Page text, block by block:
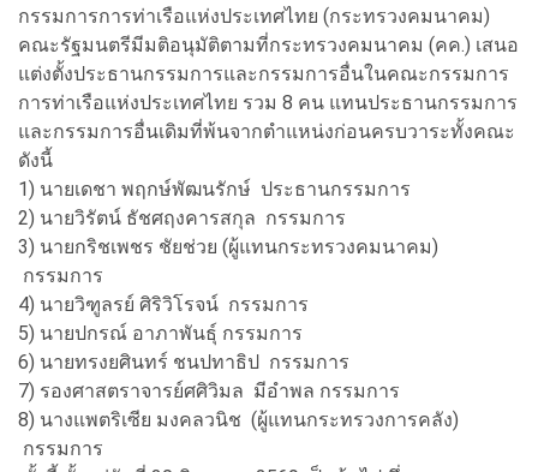
กรรมการการท่าเรือแห่งประเทศไทย (กระทรวงคมนาคม)
คณะรัฐมนตรีมีมติอนุมัติตามที่กระทรวงคมนาคม (คค.) เสนอ
แต่งตั้งประธานกรรมการและกรรมการอื่นในคณะกรรมการ
การท่าเรือแห่งประเทศไทย รวม 8 คน แทนประธานกรรมการ
และกรรมการอื่นเดิมที่พ้นจากตำแหน่งก่อนครบวาระทั้งคณะ
ดังนี้
1) นายเดชา พฤกษ์พัฒนรักษ์ ประธานกรรมการ
2) นายวิรัตน์ ธัชศฤงคารสกุล กรรมการ
3) นายกริชเพชร ชัยช่วย (ผู้แทนกระทรวงคมนาคม)
กรรมการ
4) นายวิฑูลรย์ ศิริวิโรจน์ กรรมการ
5) นายปกรณ์ อาภาพันธุ์ กรรมการ
6) นายทรงยศินทร์ ชนปทาธิป กรรมการ
7) รองศาสตราจารย์ศศิวิมล มีอำพล กรรมการ
8) นางแพตริเซีย มงคลวนิช (ผู้แทนกระทรวงการคลัง)
กรรมการ